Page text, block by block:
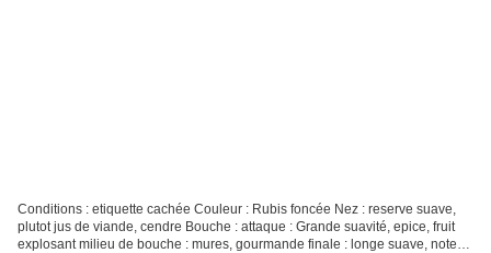
Conditions : etiquette cachée Couleur : Rubis foncée Nez : reserve suave,
plutot jus de viande, cendre Bouche : attaque : Grande suavité, epice, fruit
explosant milieu de bouche : mures, gourmande finale : longe suave, notes